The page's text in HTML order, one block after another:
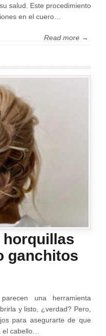
salud. Este procedimiento
en el cuero…
Read more →
horquillas
ganchitos
una herramienta
y listo, ¿verdad? Pero,
para asegurarte de que
cabello…